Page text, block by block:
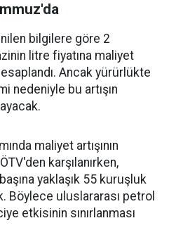
bilgilere göre 2
litre fiyatına maliyet
Ancak yürürlükte
nedeniyle bu artışın
maliyet artışının
karşılanırken,
yaklaşık 55 kuruşluk
Böylece uluslararası petrol
etkisinin sınırlanması